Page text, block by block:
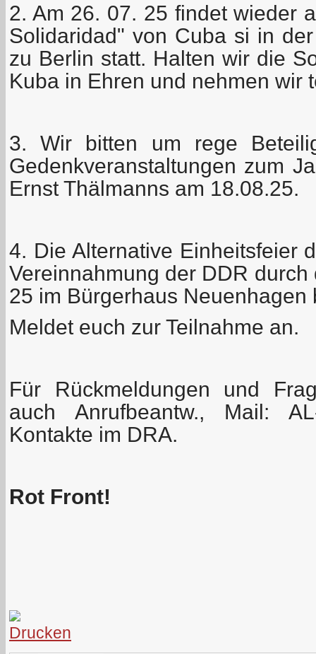
2. Am 26. 07. 25 findet wieder
Solidaridad" von Cuba si in
zu Berlin statt. Halten wir die
Kuba in Ehren und nehmen wir
3. Wir bitten um rege
Gedenkveranstaltungen zum
Ernst Thälmanns am 18.08.25.
4. Die Alternative Einheitsfeier
Vereinnahmung der DDR
25 im Bürgerhaus Neuenhagen
Meldet euch zur Teilnahme an.
Für Rückmeldungen und
auch Anrufbeantw., Mail:
Kontakte im DRA.
Rot Front!